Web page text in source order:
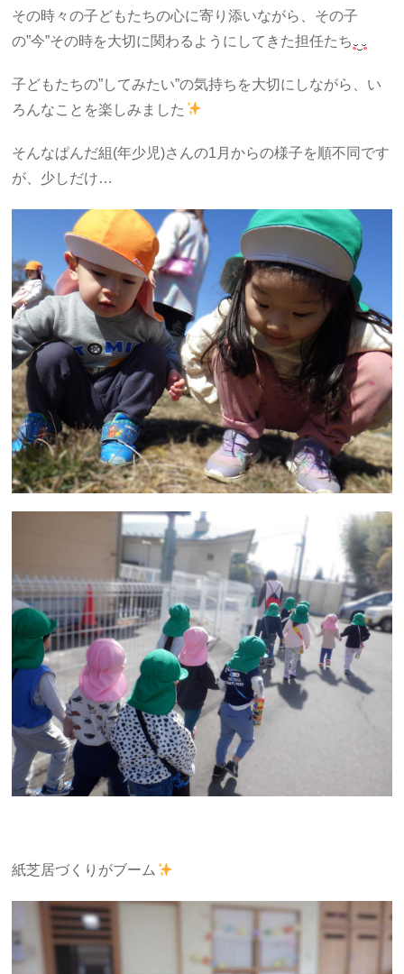
その時々の子どもたちの心に寄り添いながら、その子
の”今”その時を大切に関わるようにしてきた担任たち
子どもたちの”してみたい”の気持ちを大切にしながら、い
ろんなことを楽しみました
そんなぱんだ組(年少児)さんの1月からの様子を順不同です
が、少しだけ…
紙芝居づくりがブーム